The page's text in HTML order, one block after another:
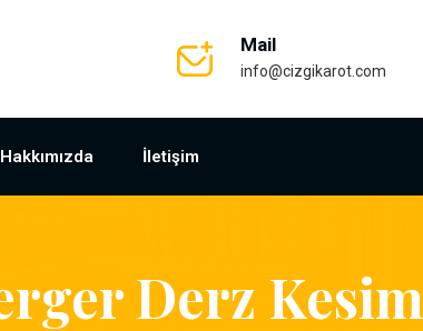
Mail
info@cizgikarot.com
Hakkımızda İletişim
Derz Kesim